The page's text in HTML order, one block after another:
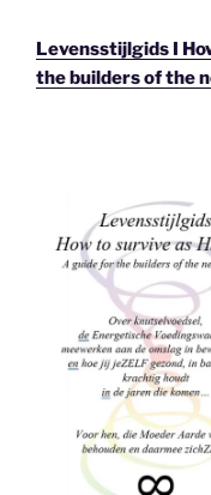
Levensstijlgids I
the builders of the